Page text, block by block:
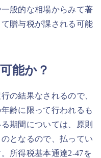
般的な相場からみて著
贈与税が課される可能
能か？
の結果なされるので、
齢に限って行われるも
期間については、原則
となるので、払ってい
所得税基本通達2-47を